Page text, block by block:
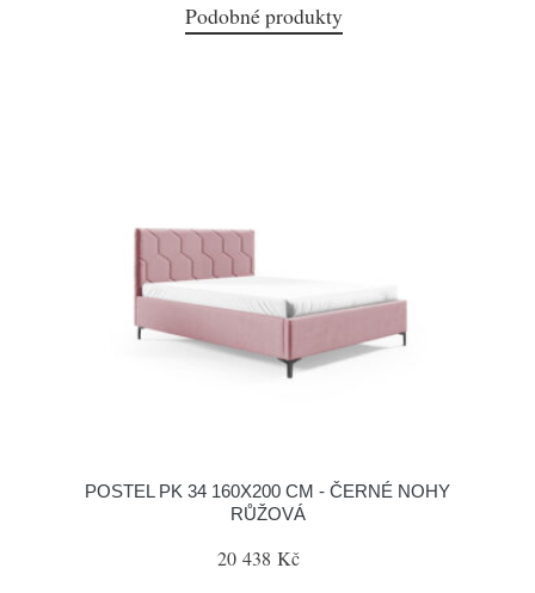
Podobné produkty
POSTEL PK 34 160X200 CM - ČERNÉ NOHY
RŮŽOVÁ
20 438 Kč